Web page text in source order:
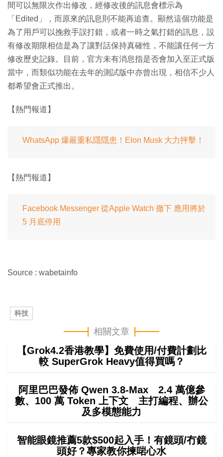
間可以無限次作出修改，經修改後的訊息會標示為
「Edited」，而原來的訊息則不能再追查。顯然這個功能是
為了用戶可以挽救手誤打錯，或者一時之氣打錯的訊息，設
有修改期限相信是為了讓對話保持真確性，不能讓任何一方
修改歷史記錄。目前，官方未有消息指是否會加入至正式版
當中，而類似功能在去年的測試版中亦曾出現，相信不少人
都希望會正式推出。
【熱門報道】
WhatsApp 爆嚴重私隱隱患！Elon Musk 大力抨擊！
【熱門報道】
Facebook Messenger 從Apple Watch 撤下 應用將於
5 月底停用
Source : wabetainfo
科技
相關文章
【Grok4.2香港教學】免費使用/付費計劃比
較 SuperGrok Heavy值得買嗎？
阿里巴巴發佈 Qwen 3.8-Max 2.4 萬億參
數、100 萬 Token 上下文 主打編程、辦公
及多模態能力
智能眼鏡推薦5款$500起入手！有鏡頭/冇鏡
頭好？專家教你揀啱心水